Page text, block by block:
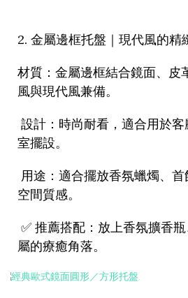
2. 金屬邊框托盤｜現代風的精
材質：金屬邊框結合鏡面、皮
風與現代風兼備。
設計：時尚耐看，適合用於
室擺設。
用途：適合擺放香氛蠟燭、
空間質感。
✅ 推薦搭配：放上香氛擴香
屬的療癒角落。